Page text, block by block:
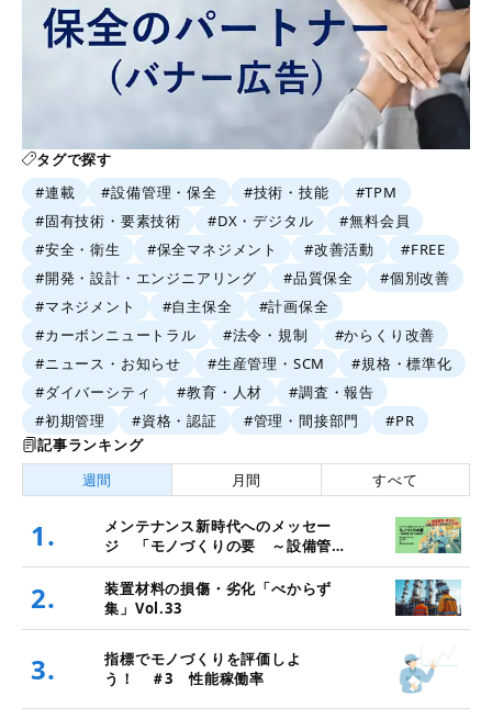
タグで探す
#連載
#設備管理・保全 #技術・技能
#TPM
#固有技術・要素技術
#DX・デジタル
#無料会員
#安全・衛生
#保全マネジメント #改善活動
#FREE
#開発・設計・エンジニアリング
#品質保全
#個別改善
#マネジメント
#自主保全
#計画保全
#カーボンニュートラル
#法令・規制
#からくり改善
#ニュース・お知らせ
#生産管理・SCM
#規格・標準化
#ダイバーシティ
#教育・人材
#調査・報告
#初期管理
#資格・認証 #管理・間接部門
#PR
記事ランキング
週間
月間 すべて
1.
メンテナンス新時代へのメッセー
ジ 「モノづくりの要 ～設備管
理・保全と価値創造～」
2.
装置材料の損傷・劣化「べからず
集」Vol.33
3.
指標でモノづくりを評価しよ
う！ ＃3 性能稼働率